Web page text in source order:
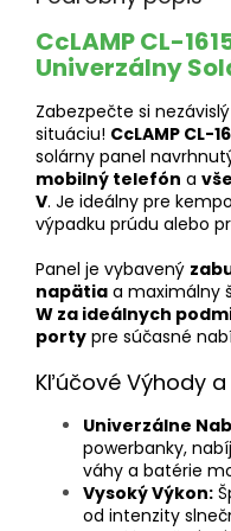
CcLAMP CL-
Univerzálny
Zabezpečte si
situáciu! CcLAMP CL-
solárny panel
mobilný telefón a
V. Je ideálny pre
výpadku prúdu alebo
Panel je vybavený
napätia a maximálny
W za ideálnych
porty pre súčasné
Kľúčové Výhody a
Univerzálne
powerbanky,
váhy a batérie
Vysoký Výkon:
od intenzity